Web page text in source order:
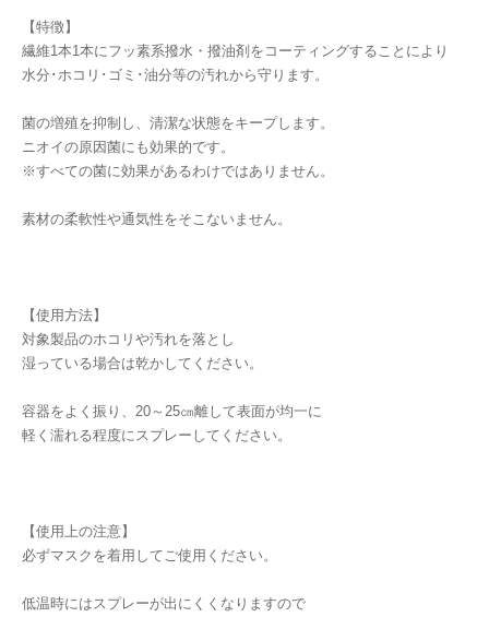
【特徴】
繊維1本1本にフッ素系撥水・撥油剤をコーティングすることにより
水分･ホコリ･ゴミ･油分等の汚れから守ります。
菌の増殖を抑制し、清潔な状態をキープします。
ニオイの原因菌にも効果的です。
※すべての菌に効果があるわけではありません。
素材の柔軟性や通気性をそこないません。
【使用方法】
対象製品のホコリや汚れを落とし
湿っている場合は乾かしてください。
容器をよく振り、20～25㎝離して表面が均一に
軽く濡れる程度にスプレーしてください。
【使用上の注意】
必ずマスクを着用してご使用ください。
低温時にはスプレーが出にくくなりますので